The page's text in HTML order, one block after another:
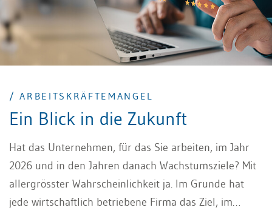
/ ARBEITSKRÄFTEMANGEL
Ein Blick in die Zukunft
Hat das Unternehmen, für das Sie arbeiten, im Jahr
2026 und in den Jahren danach Wachstumsziele? Mit
allergrösster Wahrscheinlichkeit ja. Im Grunde hat
jede wirtschaftlich betriebene Firma das Ziel, im